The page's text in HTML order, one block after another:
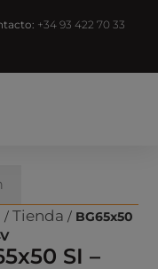
+34 93 422 70 33
/ Tienda / BG65x50
SI –